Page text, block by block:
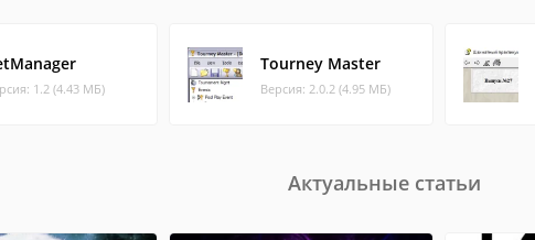
1.2 (4.43 МБ)
Tourney Master
Версия: 2.0.2 (4.95 МБ)
Актуальные статьи